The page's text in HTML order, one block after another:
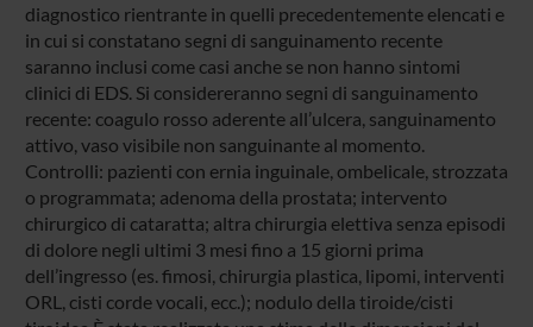
diagnostico rientrante in quelli precedentemente elencati e
in cui si constatano segni di sanguinamento recente
saranno inclusi come casi anche se non hanno sintomi
clinici di EDS. Si considereranno segni di sanguinamento
recente: coagulo rosso aderente all’ulcera, sanguinamento
attivo, vaso visibile non sanguinante al momento.
Controlli: pazienti con ernia inguinale, ombelicale, strozzata
o programmata; adenoma della prostata; intervento
chirurgico di cataratta; altra chirurgia elettiva senza episodi
di dolore negli ultimi 3 mesi fino a 15 giorni prima
dell’ingresso (es. fimosi, chirurgia plastica, lipomi, interventi
ORL, cisti corde vocali, ecc.); nodulo della tiroide/cisti